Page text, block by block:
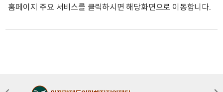
홈페이지 주요 서비스를 클릭하시면 해당화면으로 이동합니다.